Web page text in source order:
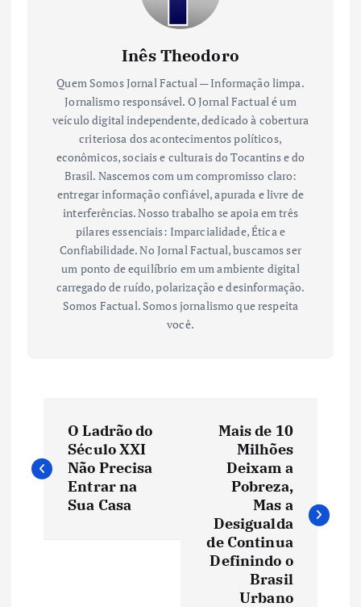
Inês Theodoro
Quem Somos Jornal Factual — Informação limpa.
Jornalismo responsável. O Jornal Factual é um
veículo digital independente, dedicado à cobertura
criteriosa dos acontecimentos políticos,
econômicos, sociais e culturais do Tocantins e do
Brasil. Nascemos com um compromisso claro:
entregar informação confiável, apurada e livre de
interferências. Nosso trabalho se apoia em três
pilares essenciais: Imparcialidade, Ética e
Confiabilidade. No Jornal Factual, buscamos ser
um ponto de equilíbrio em um ambiente digital
carregado de ruído, polarização e desinformação.
Somos Factual. Somos jornalismo que respeita
você.
a
O Ladrão do
Século XXI
Não Precisa
Entrar na
Sua Casa
Mais de 10
Milhões
Deixam a
Pobreza,
Mas a
Desigualda
de Continua
Definindo o
Brasil
Urbano